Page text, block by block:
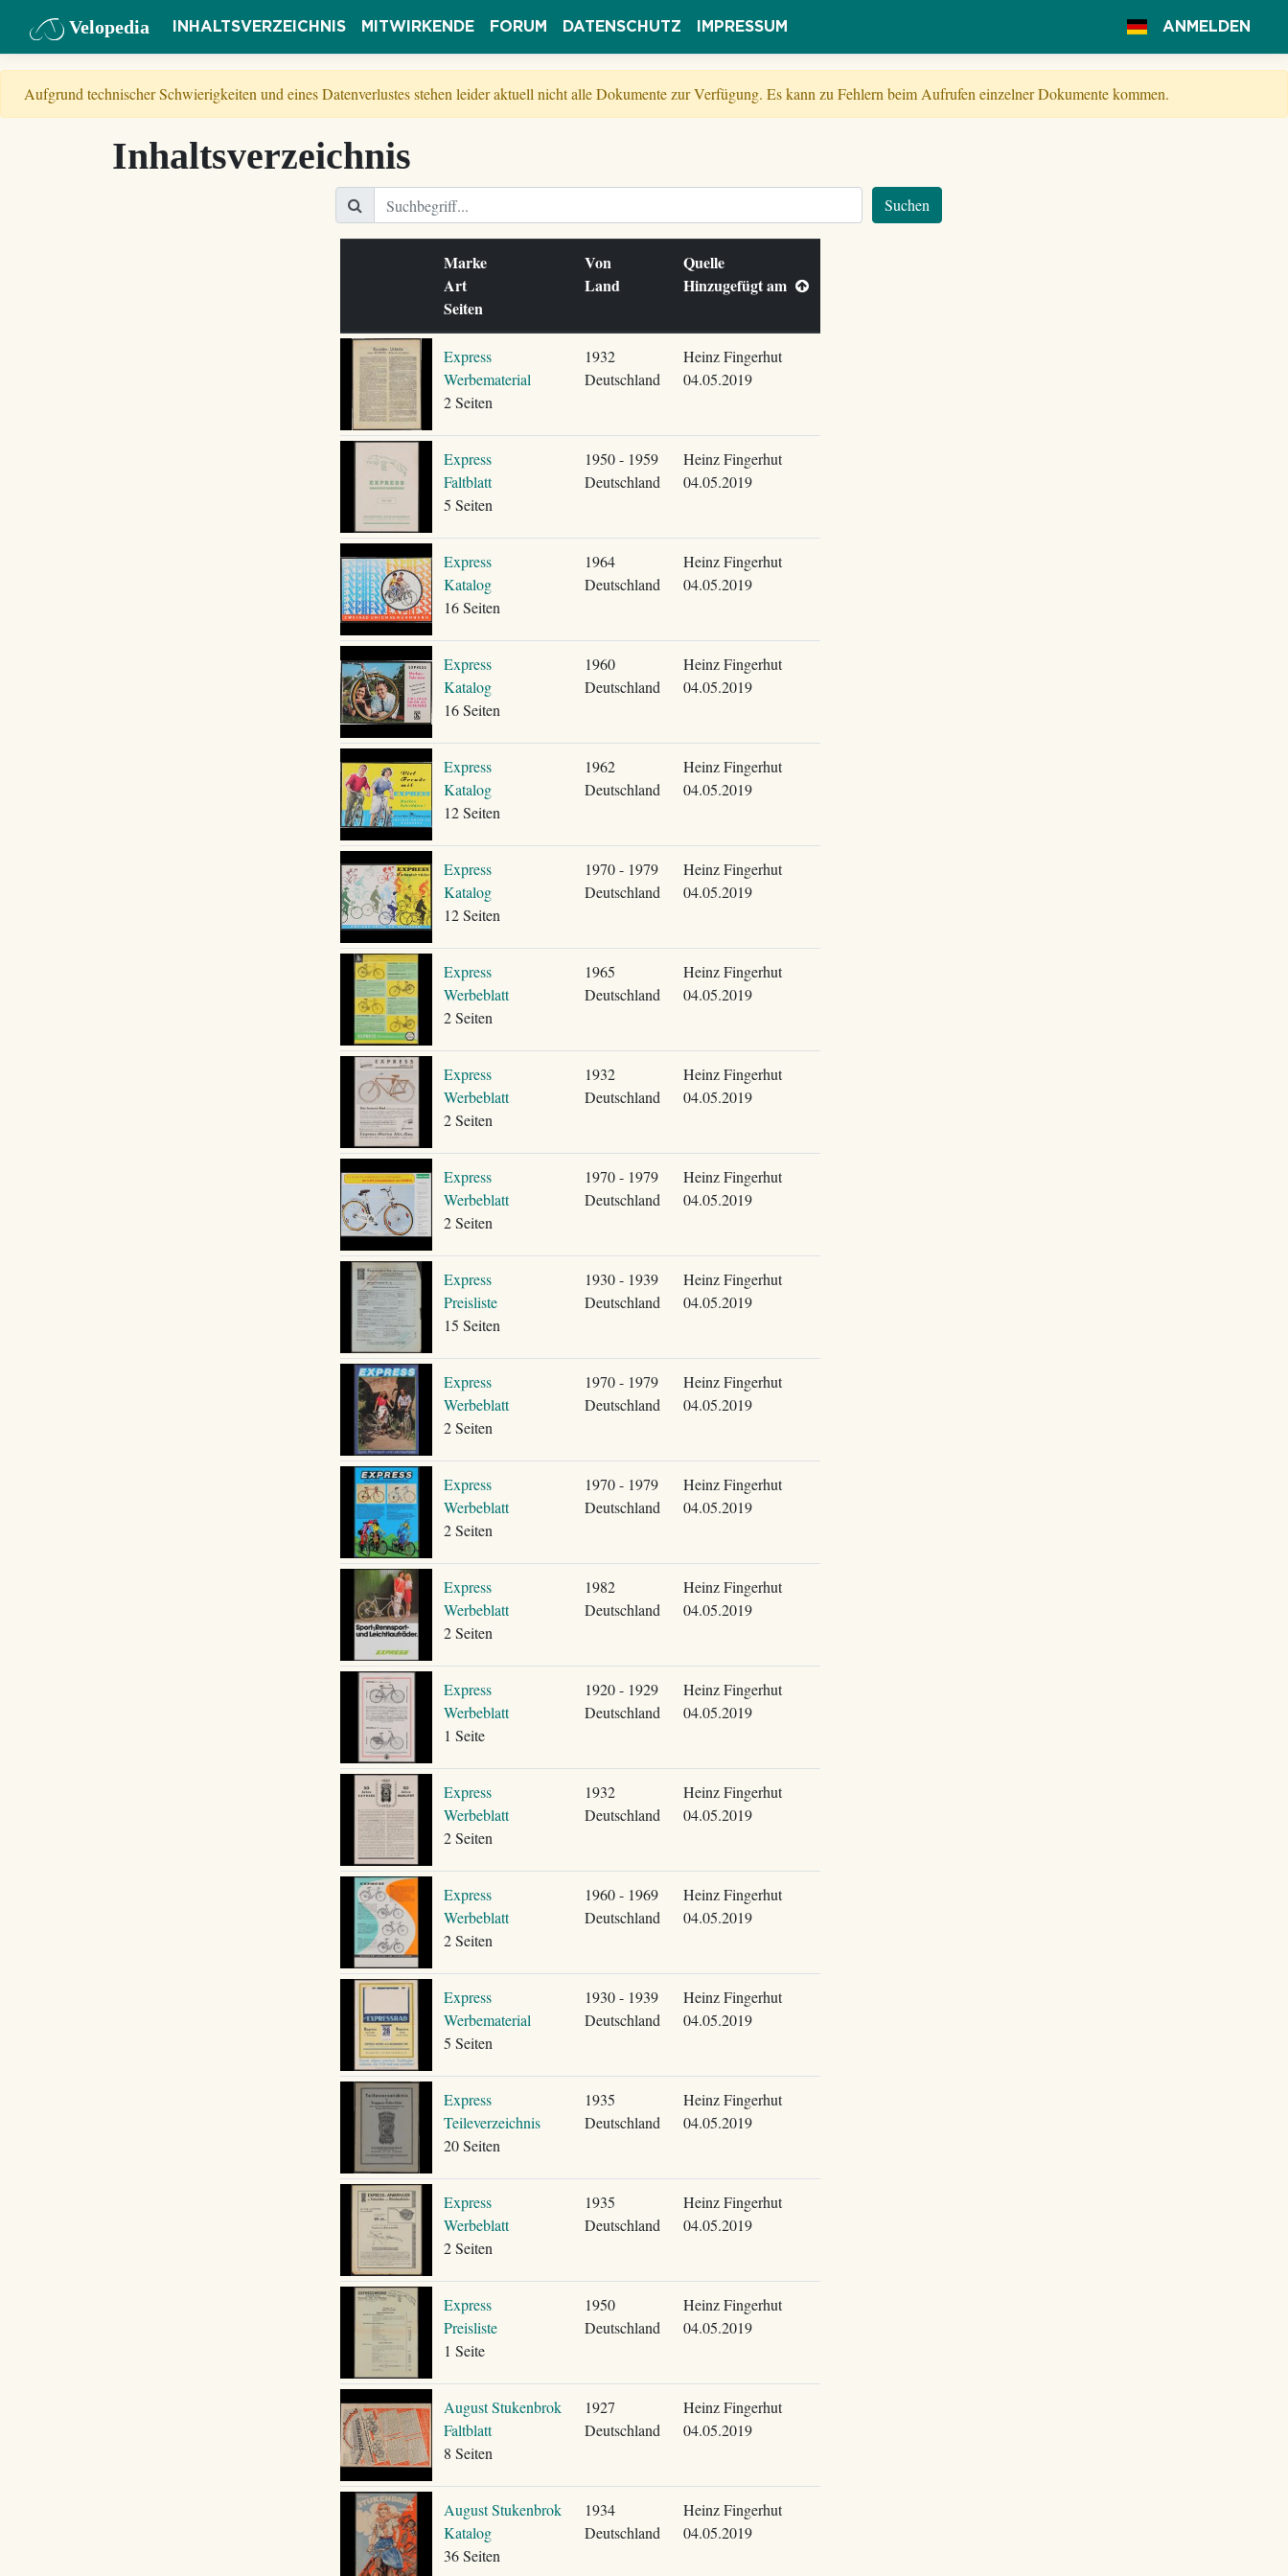
Velopedia INHALTSVERZEICHNIS MITWIRKENDE FORUM DATENSCHUTZ IMPRESSUM ANMELDEN
Aufgrund technischer Schwierigkeiten und eines Datenverlustes stehen leider aktuell nicht alle Dokumente zur Verfügung. Es kann zu Fehlern beim Aufrufen einzelner Dokumente kommen.
Inhaltsverzeichnis
Suchen
Marke
Art
Seiten
Von
Land
Quelle
Hinzugefügt am
Express
Werbematerial
2 Seiten
1932
Deutschland
Heinz Fingerhut
04.05.2019
Express
Faltblatt
5 Seiten
1950 - 1959
Deutschland
Heinz Fingerhut
04.05.2019
Express
Katalog
16 Seiten
1964
Deutschland
Heinz Fingerhut
04.05.2019
Express
Katalog
16 Seiten
1960
Deutschland
Heinz Fingerhut
04.05.2019
Express
Katalog
12 Seiten
1962
Deutschland
Heinz Fingerhut
04.05.2019
Express
Katalog
12 Seiten
1970 - 1979
Deutschland
Heinz Fingerhut
04.05.2019
Express
Werbeblatt
2 Seiten
1965
Deutschland
Heinz Fingerhut
04.05.2019
Express
Werbeblatt
2 Seiten
1932
Deutschland
Heinz Fingerhut
04.05.2019
Express
Werbeblatt
2 Seiten
1970 - 1979
Deutschland
Heinz Fingerhut
04.05.2019
Express
Preisliste
15 Seiten
1930 - 1939
Deutschland
Heinz Fingerhut
04.05.2019
Express
Werbeblatt
2 Seiten
1970 - 1979
Deutschland
Heinz Fingerhut
04.05.2019
Express
Werbeblatt
2 Seiten
1970 - 1979
Deutschland
Heinz Fingerhut
04.05.2019
Express
Werbeblatt
2 Seiten
1982
Deutschland
Heinz Fingerhut
04.05.2019
Express
Werbeblatt
1 Seite
1920 - 1929
Deutschland
Heinz Fingerhut
04.05.2019
Express
Werbeblatt
2 Seiten
1932
Deutschland
Heinz Fingerhut
04.05.2019
Express
Werbeblatt
2 Seiten
1960 - 1969
Deutschland
Heinz Fingerhut
04.05.2019
Express
Werbematerial
5 Seiten
1930 - 1939
Deutschland
Heinz Fingerhut
04.05.2019
Express
Teileverzeichnis
20 Seiten
1935
Deutschland
Heinz Fingerhut
04.05.2019
Express
Werbeblatt
2 Seiten
1935
Deutschland
Heinz Fingerhut
04.05.2019
Express
Preisliste
1 Seite
1950
Deutschland
Heinz Fingerhut
04.05.2019
August Stukenbrok
Faltblatt
8 Seiten
1927
Deutschland
Heinz Fingerhut
04.05.2019
August Stukenbrok
Katalog
36 Seiten
1934
Deutschland
Heinz Fingerhut
04.05.2019